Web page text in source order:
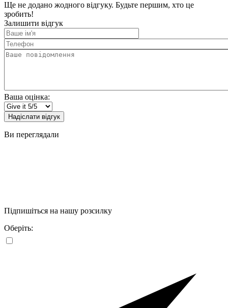
Ще не додано жодного відгуку. Будьте першим, хто це
зробить!
Залишити відгук
Ваше
ім'я
Телефон
Ваше
Ваша оцінка:
Надіслати відгук
Ви переглядали
Підпишіться на нашу розсилку
Оберіть: